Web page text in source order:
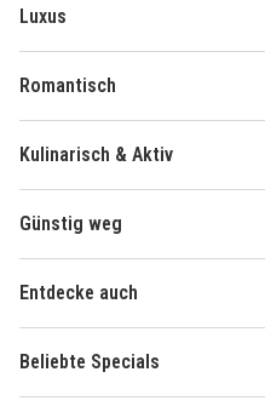
Luxus
Romantisch
Kulinarisch & Aktiv
Günstig weg
Entdecke auch
Beliebte Specials